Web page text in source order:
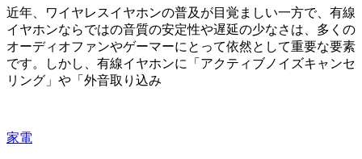
近年、ワイヤレスイヤホンの普及が目覚ましい一方で、有線
イヤホンならではの音質の安定性や遅延の少なさは、多くの
オーディオファンやゲーマーにとって依然として重要な要素
です。しかし、有線イヤホンに「アクティブノイズキャンセ
リング」や「外音取り込み
家電